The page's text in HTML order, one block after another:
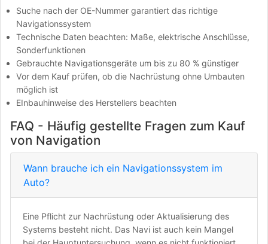
Suche nach der OE-Nummer garantiert das richtige
Navigationssystem
Technische Daten beachten: Maße, elektrische Anschlüsse,
Sonderfunktionen
Gebrauchte Navigationsgeräte um bis zu 80 % günstiger
Vor dem Kauf prüfen, ob die Nachrüstung ohne Umbauten
möglich ist
EInbauhinweise des Herstellers beachten
FAQ - Häufig gestellte Fragen zum Kauf
von Navigation
Wann brauche ich ein Navigationssystem im
Auto?
Eine Pflicht zur Nachrüstung oder Aktualisierung des
Systems besteht nicht. Das Navi ist auch kein Mangel